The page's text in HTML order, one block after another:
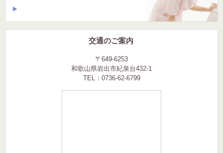
交通のご案内
〒649-6253
和歌山県岩出市紀泉台432-1
TEL：0736-62-6799